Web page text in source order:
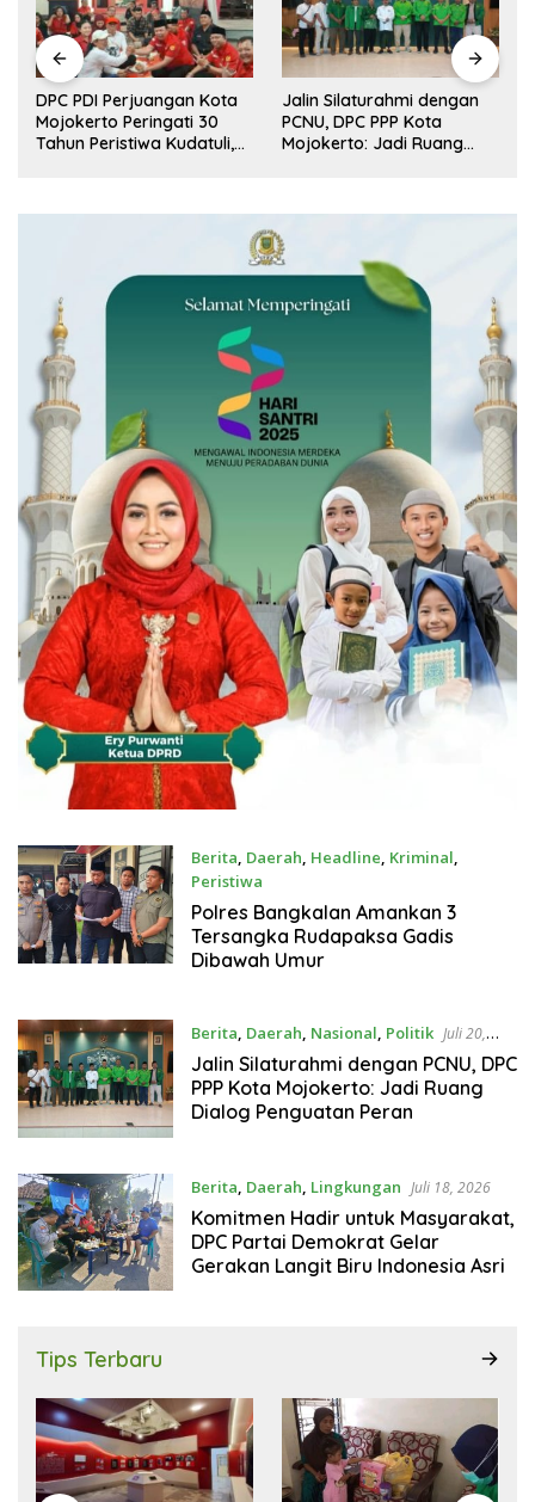
DPC PDI Perjuangan Kota
Mojokerto Peringati 30
Tahun Peristiwa Kudatuli,
Jalin Silaturahmi dengan
PCNU, DPC PPP Kota
Mojokerto: Jadi Ruang
Berita, Daerah, Headline, Kriminal,
Peristiwa
Juli 21, 2026
Polres Bangkalan Amankan 3
Tersangka Rudapaksa Gadis
Dibawah Umur
Berita, Daerah, Nasional, Politik Juli 20,
2026
Jalin Silaturahmi dengan PCNU, DPC
PPP Kota Mojokerto: Jadi Ruang
Dialog Penguatan Peran
Berita, Daerah, Lingkungan Juli 18, 2026
Komitmen Hadir untuk Masyarakat,
DPC Partai Demokrat Gelar
Gerakan Langit Biru Indonesia Asri
Tips Terbaru